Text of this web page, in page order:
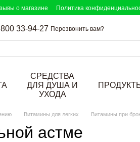
о магазине Политика
33-94-27 Перезвонить вам?
СРЕДСТВА
ДЛЯ ДУША И
УХОДА
Витамины для легких Витамины при
астме